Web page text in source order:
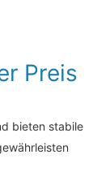
Preis
bieten stabile